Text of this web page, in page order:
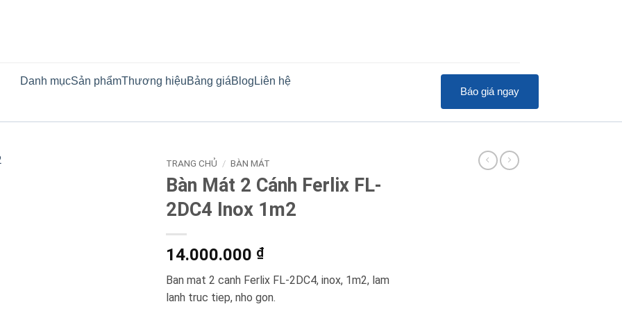
Danh mụcSản phẩmThương hiệuBảng giáBlog Liên hệ
Báo giá ngay
TRANG CHỦ / BÀN MÁT
Bàn Mát 2 Cánh Ferlix FL-
2DC4 Inox 1m2
14.000.000 ₫
Ban mat 2 canh Ferlix FL-2DC4, inox, 1m2, lam
lanh truc tiep, nho gon.